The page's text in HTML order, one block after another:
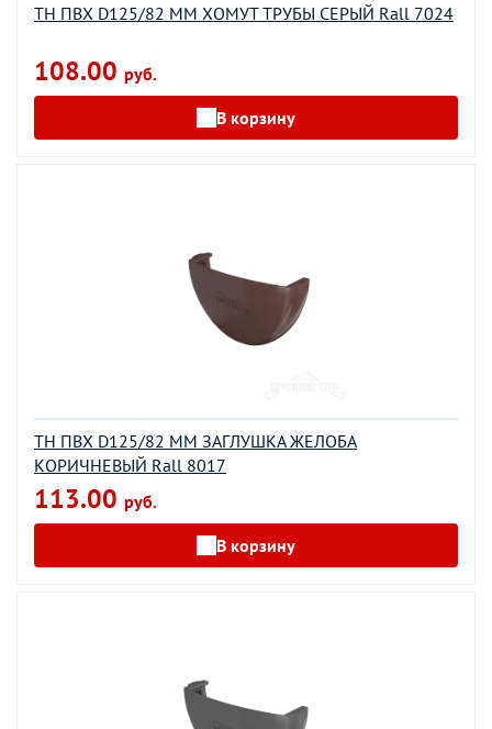
ТН ПВХ D125/82 ММ ХОМУТ ТРУБЫ СЕРЫЙ Rall 7024
108.00 руб.
В корзину
ТН ПВХ D125/82 ММ ЗАГЛУШКА ЖЕЛОБА
КОРИЧНЕВЫЙ Rall 8017
113.00 руб.
В корзину